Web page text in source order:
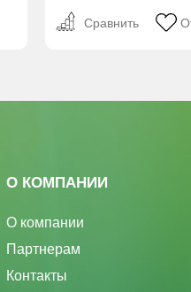
Сравнить
О КОМПАНИИ
О компании
Партнерам
Контакты